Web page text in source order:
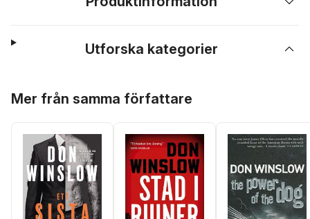
Utforska kategorier
Mer från samma författare